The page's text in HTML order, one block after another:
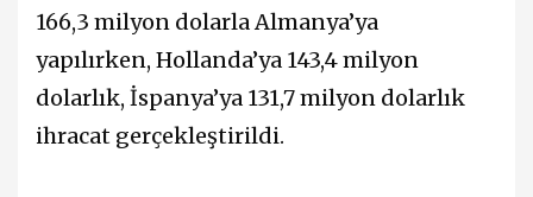
166,3 milyon dolarla Almanya’ya
yapılırken, Hollanda’ya 143,4 milyon
dolarlık, İspanya’ya 131,7 milyon dolarlık
ihracat gerçekleştirildi.